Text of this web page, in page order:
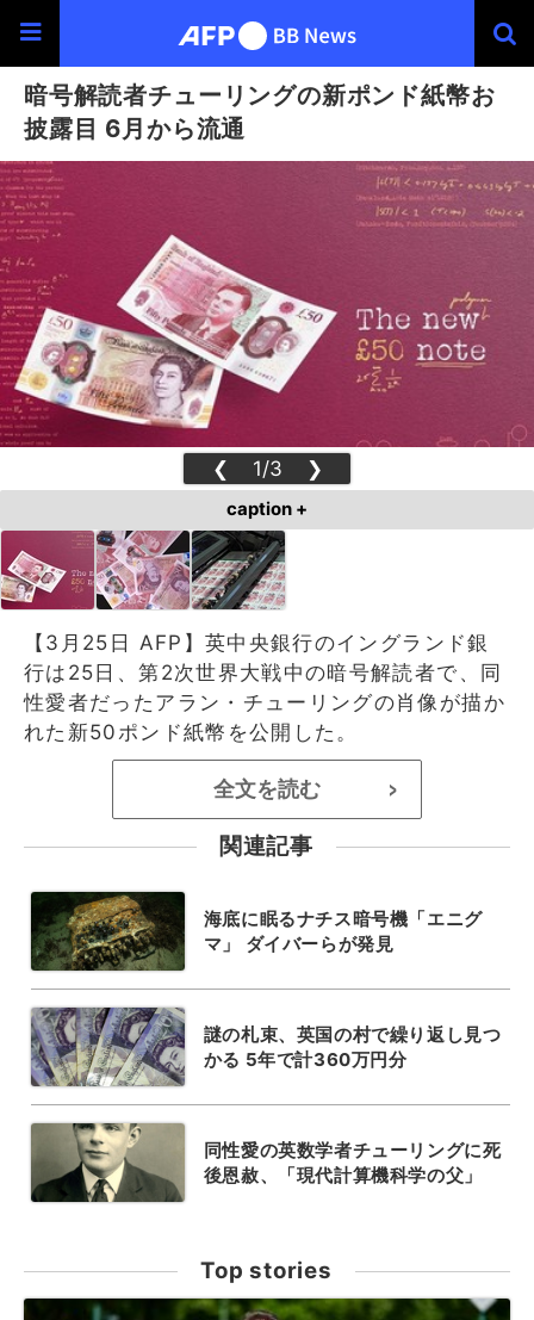
暗号解読者チューリングの新ポンド紙幣お
披露目 6月から流通
❮ 1/3 ❯
caption +
【3月25日 AFP】英中央銀行のイングランド銀
行は25日、第2次世界大戦中の暗号解読者で、同
性愛者だったアラン・チューリングの肖像が描か
れた新50ポンド紙幣を公開した。
全文を読む >
関連記事
海底に眠るナチス暗号機「エニグ
マ」 ダイバーらが発見
謎の札束、英国の村で繰り返し見つ
かる 5年で計360万円分
同性愛の英数学者チューリングに死
後恩赦、「現代計算機科学の父」
Top stories